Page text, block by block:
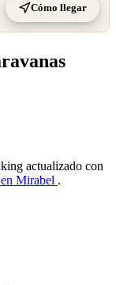
Cómo llegar
actualizado con
Mirabel .